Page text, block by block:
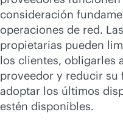
consideración
operaciones de red.
propietarias pueden
los clientes, obligarles
proveedor y reducir su
adoptar los últimos
estén disponibles.